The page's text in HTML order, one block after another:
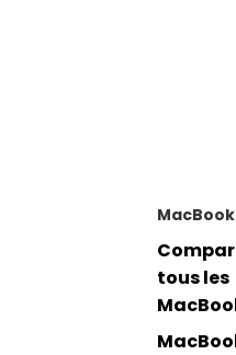
MacBook
tous les